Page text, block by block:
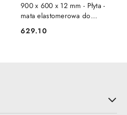
900 x 600 x 12 mm - Płyta -
mata elastomerowa do
zagęszczarki
Cena:
629.10